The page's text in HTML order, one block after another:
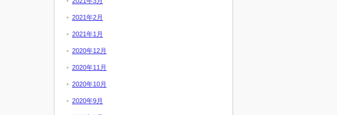
2021年2月
2021年1月
2020年12月
2020年11月
2020年10月
2020年9月